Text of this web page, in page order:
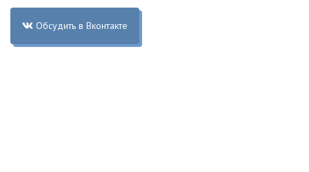
Обсудить в Вконтакте